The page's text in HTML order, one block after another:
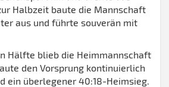
Halbzeit baute die Mannschaft
aus und führte souverän mit
Hälfte blieb die Heimmannschaft
den Vorsprung kontinuierlich
ein überlegener 40:18-Heimsieg.